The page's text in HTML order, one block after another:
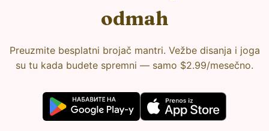
odmah
Preuzmite besplatni brojač mantri. Vežbe disanja i joga
su tu kada budete spremni — samo $2.99/mesečno.